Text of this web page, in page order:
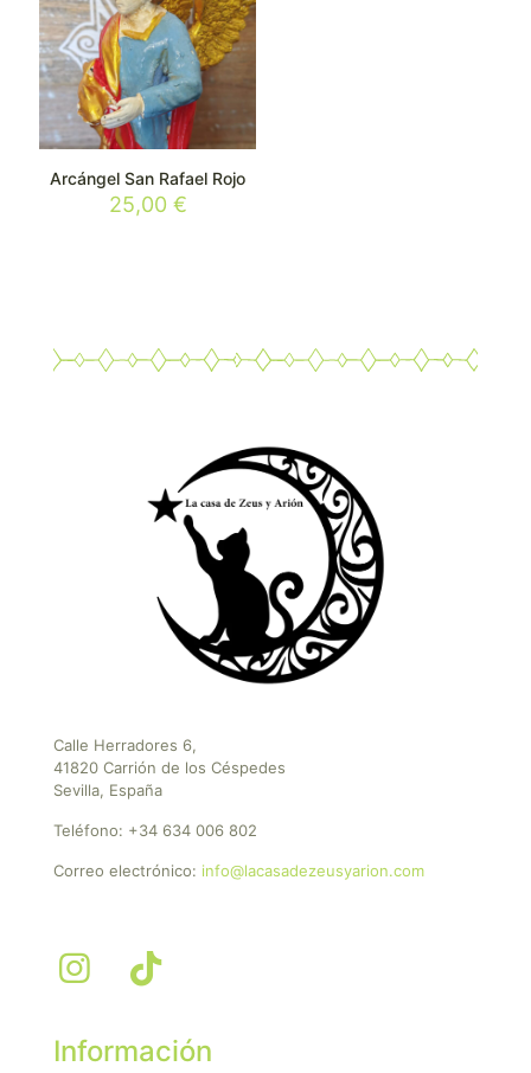
Arcángel San Rafael Rojo
25,00 €
Calle Herradores 6,
41820 Carrión de los Céspedes
Sevilla, España
Teléfono: +34 634 006 802
Correo electrónico: info@lacasadezeusyarion.com
Información